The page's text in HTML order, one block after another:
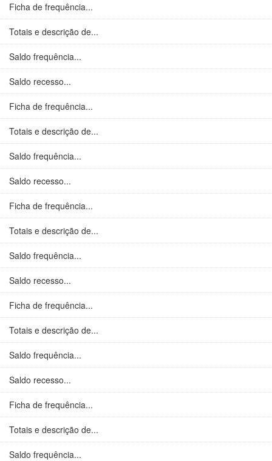
Ficha de frequência...
Totais e descrição de...
Saldo frequência...
Saldo recesso...
Ficha de frequência...
Totais e descrição de...
Saldo frequência...
Saldo recesso...
Ficha de frequência...
Totais e descrição de...
Saldo frequência...
Saldo recesso...
Ficha de frequência...
Totais e descrição de...
Saldo frequência...
Saldo recesso...
Ficha de frequência...
Totais e descrição de...
Saldo frequência...